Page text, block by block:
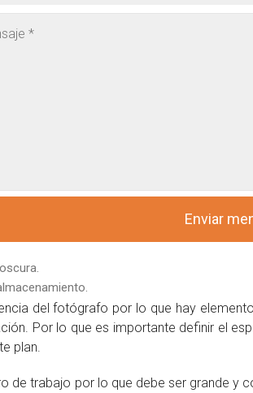
del fotógrafo por lo que hay
Por lo que es importante definir el
plan.
de trabajo por lo que debe ser grande y